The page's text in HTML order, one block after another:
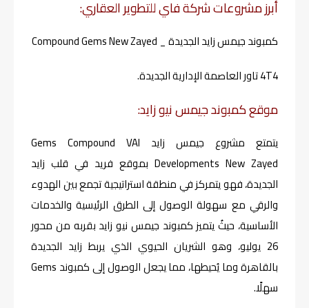
أبرز مشروعات شركة فاي للتطوير العقاري:
كمبوند جيمس زايد الجديدة _ Compound Gems New Zayed
4T4 تاور العاصمة الإدارية الجديدة.
موقع كمبوند جيمس نيو زايد:
يتمتع مشروع جيمس زايد Gems Compound VAI
Developments New Zayed بموقع فريد في قلب زايد
الجديدة، فهو يتمركز في منطقة استراتيجية تجمع بين الهدوء
والرقي مع سهولة الوصول إلى الطرق الرئيسية والخدمات
الأساسية، حيثُ يتميز كمبوند جيمس نيو زايد بقربه من محور
26 يوليو، وهو الشريان الحيوي الذي يربط زايد الجديدة
بالقاهرة وما يُحيطها، مما يجعل الوصول إلى كمبوند Gems
سهلًا.